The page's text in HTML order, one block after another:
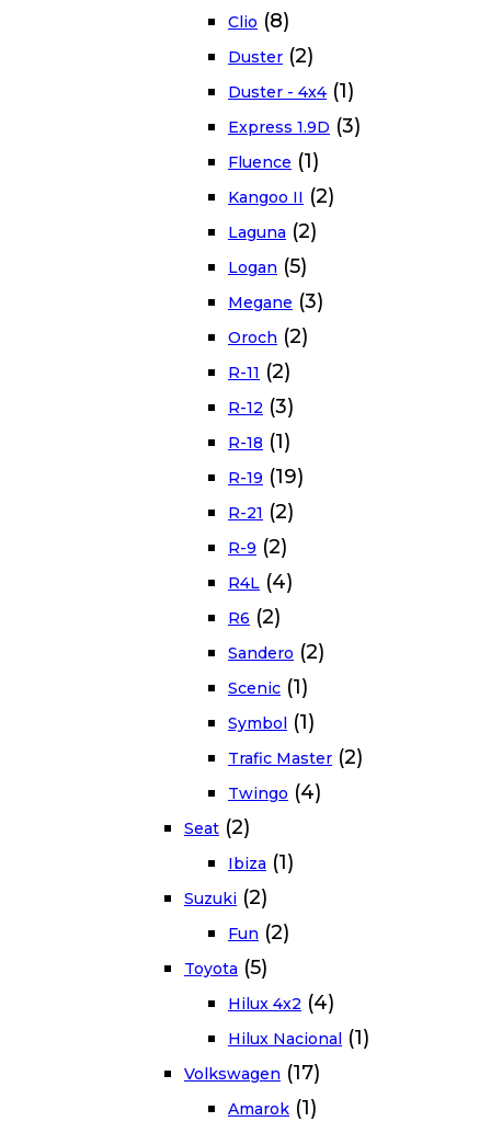
Clio (8)
Duster (2)
Duster - 4x4 (1)
Express 1.9D (3)
Fluence (1)
Kangoo II (2)
Laguna (2)
Logan (5)
Megane (3)
Oroch (2)
R-11 (2)
R-12 (3)
R-18 (1)
R-19 (19)
R-21 (2)
R-9 (2)
R4L (4)
R6 (2)
Sandero (2)
Scenic (1)
Symbol (1)
Trafic Master (2)
Twingo (4)
Seat (2)
Ibiza (1)
Suzuki (2)
Fun (2)
Toyota (5)
Hilux 4x2 (4)
Hilux Nacional (1)
Volkswagen (17)
Amarok (1)